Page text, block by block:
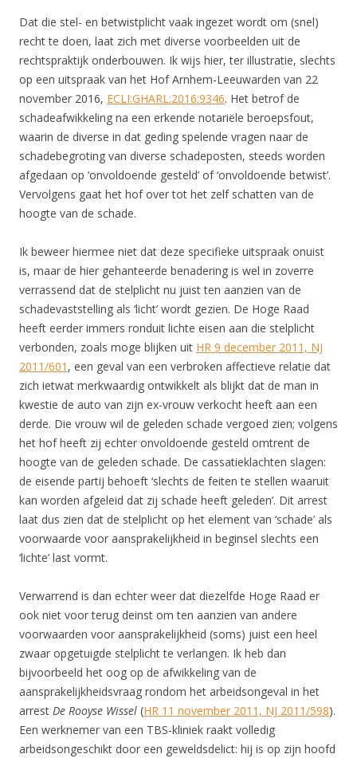
Dat die stel- en betwistplicht vaak ingezet wordt om (snel)
recht te doen, laat zich met diverse voorbeelden uit de
rechtspraktijk onderbouwen. Ik wijs hier, ter illustratie, slechts
op een uitspraak van het Hof Arnhem-Leeuwarden van 22
november 2016, ECLI:GHARL:2016:9346. Het betrof de
schadeafwikkeling na een erkende notariële beroepsfout,
waarin de diverse in dat geding spelende vragen naar de
schadebegroting van diverse schadeposten, steeds worden
afgedaan op ‘onvoldoende gesteld’ of ‘onvoldoende betwist’.
Vervolgens gaat het hof over tot het zelf schatten van de
hoogte van de schade.
Ik beweer hiermee niet dat deze specifieke uitspraak onuist
is, maar de hier gehanteerde benadering is wel in zoverre
verrassend dat de stelplicht nu juist ten aanzien van de
schadevaststelling als ‘licht’ wordt gezien. De Hoge Raad
heeft eerder immers ronduit lichte eisen aan die stelplicht
verbonden, zoals moge blijken uit HR 9 december 2011, NJ
2011/601 , een geval van een verbroken affectieve relatie dat
zich ietwat merkwaardig ontwikkelt als blijkt dat de man in
kwestie de auto van zijn ex-vrouw verkocht heeft aan een
derde. Die vrouw wil de geleden schade vergoed zien; volgens
het hof heeft zij echter onvoldoende gesteld omtrent de
hoogte van de geleden schade. De cassatieklachten slagen:
de eisende partij behoeft ‘slechts de feiten te stellen waaruit
kan worden afgeleid dat zij schade heeft geleden’. Dit arrest
laat dus zien dat de stelplicht op het element van ‘schade’ als
voorwaarde voor aansprakelijkheid in beginsel slechts een
‘lichte’ last vormt.
Verwarrend is dan echter weer dat diezelfde Hoge Raad er
ook niet voor terug deinst om ten aanzien van andere
voorwaarden voor aansprakelijkheid (soms) juist een heel
zwaar opgetuigde stelplicht te verlangen. Ik heb dan
bijvoorbeeld het oog op de afwikkeling van de
aansprakelijkheidsvraag rondom het arbeidsongeval in het
arrest De Rooyse Wissel (HR 11 november 2011, NJ 2011/598).
Een werknemer van een TBS-kliniek raakt volledig
arbeidsongeschikt door een geweldsdelict: hij is op zijn hoofd